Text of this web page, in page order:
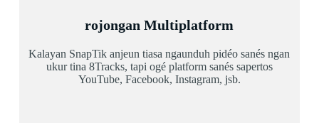
rojongan Multiplatform
Kalayan SnapTik anjeun tiasa ngaunduh pidéo sanés ngan
ukur tina 8Tracks, tapi ogé platform sanés sapertos
YouTube, Facebook, Instagram, jsb.